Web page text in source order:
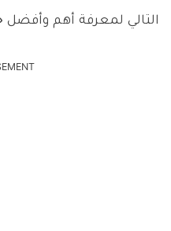
التالي لمعرفة أهم وأفضل